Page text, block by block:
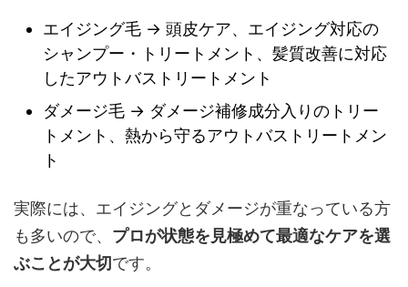
エイジング毛 → 頭皮ケア、エイジング対応の
シャンプー・トリートメント、髪質改善に対応
したアウトバストリートメント
ダメージ毛 → ダメージ補修成分入りのトリー
トメント、熱から守るアウトバストリートメン
ト
実際には、エイジングとダメージが重なっている方
も多いので、 プロが状態を見極めて最適なケアを選
ぶことが大切です。